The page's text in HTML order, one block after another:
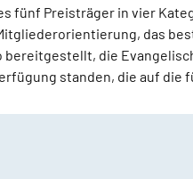
fünf Preisträger in vier
das
bereitgestellt, die
standen, die auf